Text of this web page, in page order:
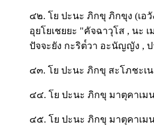
๔๒. โย ปะนะ ภิกขุ ภิกขุง (เอ
อุยโยเชยยะ "คัจฉาวุโส , นะ
ปัจจะยัง กะริต๎วา อะนัญญัง , ป
๔๓. โย ปะนะ ภิกขุ สะโภชะเ
๔๔. โย ปะนะ ภิกขุ มาตุคาเม
๔๕. โย ปะนะ ภิกขุ มาตุคาเม